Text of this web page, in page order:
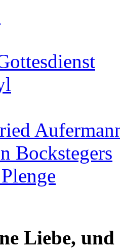
Bockstegers
Liebe,